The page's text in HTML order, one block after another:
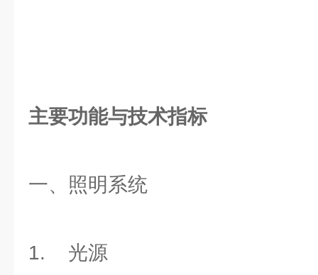
主要功能与技术指标
一、照明系统
1. 光源